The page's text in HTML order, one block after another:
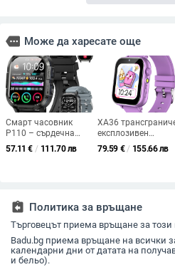
more Може да харесате още
Смарт часовник
P110 – сърдечна
честота, крачкомер,
следене на съня,
57.11 € / 111.70 лв
XA36
експлозивен
интелигентен
часовник с
79.59 € / 155.66 лв
assignment_return Политика за връщане
Търговецът приема връщане за този
Badu.bg приема връщане на всички
календарни дни от датата на
и бельо).